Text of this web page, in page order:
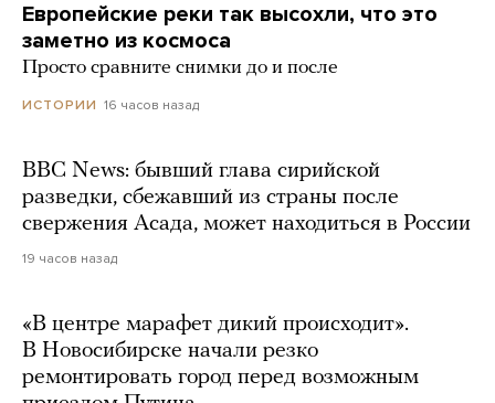
Европейские реки так высохли, что это
заметно из космоса
Просто сравните снимки до и после
ИСТОРИИ 16 часов назад
BBC News: бывший глава сирийской
разведки, сбежавший из страны после
свержения Асада, может находиться в России
19 часов назад
«В центре марафет дикий происходит».
В Новосибирске начали резко
ремонтировать город перед возможным